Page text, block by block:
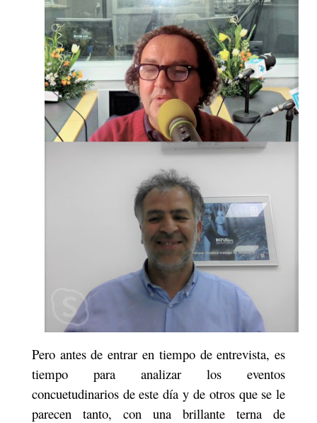
Pero antes de entrar en tiempo de entrevista, es
tiempo para analizar los eventos
concuetudinarios de este día y de otros que se le
parecen tanto, con una brillante terna de